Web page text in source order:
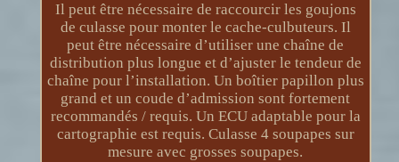
Il peut être nécessaire de raccourcir les goujons
de culasse pour monter le cache-culbuteurs. Il
peut être nécessaire d’utiliser une chaîne de
distribution plus longue et d’ajuster le tendeur de
chaîne pour l’installation. Un boîtier papillon plus
grand et un coude d’admission sont fortement
recommandés / requis. Un ECU adaptable pour la
cartographie est requis. Culasse 4 soupapes sur
mesure avec grosses soupapes.